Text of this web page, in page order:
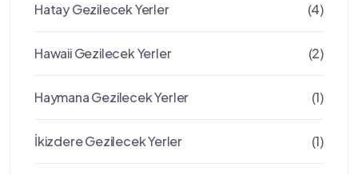
Hatay Gezilecek Yerler (4)
Hawaii Gezilecek Yerler (2)
Haymana Gezilecek Yerler (1)
İkizdere Gezilecek Yerler (1)